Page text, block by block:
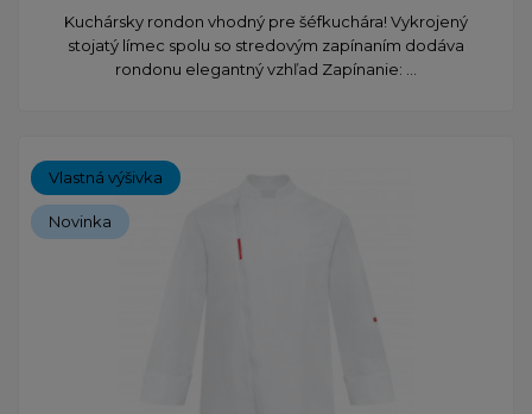
Kuchársky rondon vhodný pre šéfkuchára! Vykrojený
stojatý límec spolu so stredovým zapínaním dodáva
rondonu elegantný vzhľad Zapínanie: ...
Vlastná výšivka
Novinka